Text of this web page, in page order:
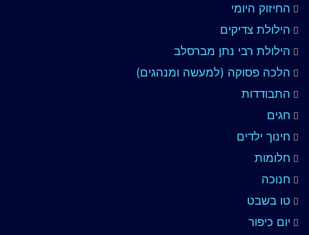
החיזוק היומי
הילולת צדיקים
הילולת רבי נתן מברסלב
הלכה פסוקה (למעשה ומנהגים)
התבודדות
חגים
חינוך ילדים
חלומות
חנוכה
טו בשבט
יום כיפור